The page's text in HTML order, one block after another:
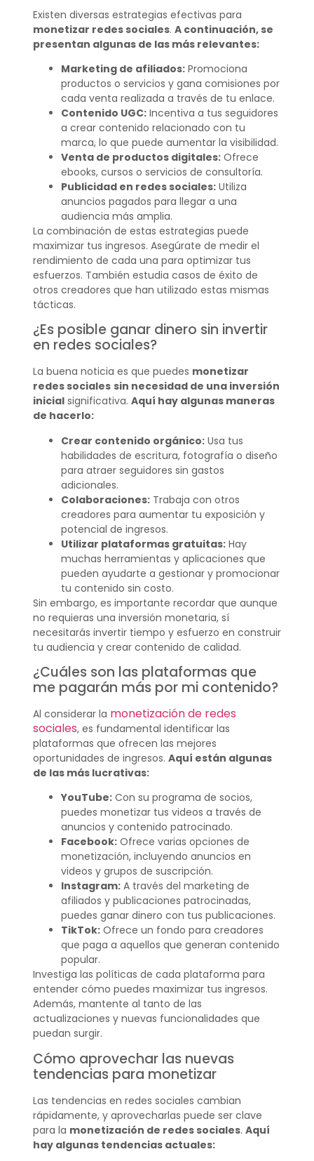
Existen diversas estrategias efectivas para
monetizar redes sociales. A continuación, se
presentan algunas de las más relevantes:
Marketing de afiliados:Promociona
productos o servicios y gana comisiones por
cada venta realizada a través de tu enlace.
Contenido UGC:Incentiva a tus seguidores
a crear contenido relacionado con tu
marca, lo que puede aumentar la visibilidad.
Venta de productos digitales:Ofrece
ebooks, cursos o servicios de consultoría.
Publicidad en redes sociales:Utiliza
anuncios pagados para llegar a una
audiencia más amplia.
La combinación de estas estrategias puede
maximizar tus ingresos. Asegúrate de medir el
rendimiento de cada una para optimizar tus
esfuerzos. También estudia casos de éxito de
otros creadores que han utilizado estas mismas
tácticas.
¿Es posible ganar dinero sin invertir
en redes sociales?
La buena noticia es que puedes monetizar
redes sociales sin necesidad de una inversión
inicialsignificativa. Aquí hay algunas maneras
de hacerlo:
Crear contenido orgánico:Usa tus
habilidades de escritura, fotografía o diseño
para atraer seguidores sin gastos
adicionales.
Colaboraciones:Trabaja con otros
creadores para aumentar tu exposición y
potencial de ingresos.
Utilizar plataformas gratuitas:Hay
muchas herramientas y aplicaciones que
pueden ayudarte a gestionar y promocionar
tu contenido sin costo.
Sin embargo, es importante recordar que aunque
no requieras una inversión monetaria, sí
necesitarás invertir tiempo y esfuerzo en construir
tu audiencia y crear contenido de calidad.
¿Cuáles son las plataformas que
me pagarán más por mi contenido?
Al considerar la monetización de redes
sociales, es fundamental identificar las
plataformas que ofrecen las mejores
oportunidades de ingresos. Aquí están algunas
de las más lucrativas:
YouTube:Con su programa de socios,
puedes monetizar tus videos a través de
anuncios y contenido patrocinado.
Facebook:Ofrece varias opciones de
monetización, incluyendo anuncios en
videos y grupos de suscripción.
Instagram:A través del marketing de
afiliados y publicaciones patrocinadas,
puedes ganar dinero con tus publicaciones.
TikTok:Ofrece un fondo para creadores
que paga a aquellos que generan contenido
popular.
Investiga las políticas de cada plataforma para
entender cómo puedes maximizar tus ingresos.
Además, mantente al tanto de las
actualizaciones y nuevas funcionalidades que
puedan surgir.
Cómo aprovechar las nuevas
tendencias para monetizar
Las tendencias en redes sociales cambian
rápidamente, y aprovecharlas puede ser clave
para la monetización de redes sociales. Aquí
hay algunas tendencias actuales: